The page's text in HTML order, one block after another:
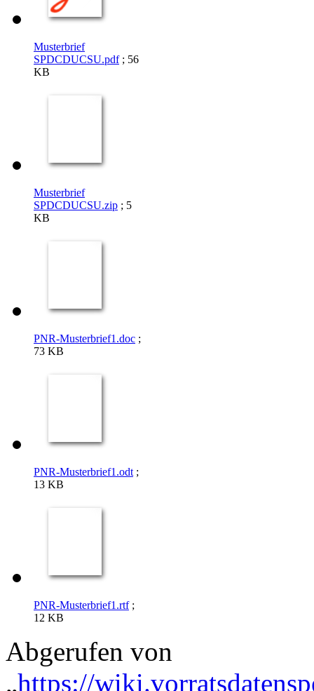
Musterbrief
SPDCDUCSU.pdf; 56
KB
Musterbrief
SPDCDUCSU.zip ; 5
KB
PNR-Musterbrief1.doc ;
73 KB
PNR-Musterbrief1.odt ;
13 KB
PNR-Musterbrief1.rtf;
12 KB
Abgerufen von
„https://